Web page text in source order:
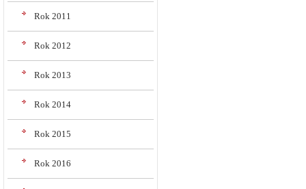
Rok 2011
Rok 2012
Rok 2013
Rok 2014
Rok 2015
Rok 2016